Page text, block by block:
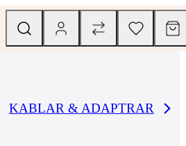
KABLAR & ADAPTRAR